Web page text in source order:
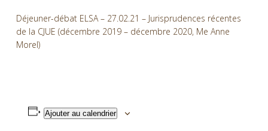
Déjeuner-débat ELSA – 27.02.21 – Jurisprudences récentes
de la CJUE (décembre 2019 – décembre 2020, Me Anne
Morel)
Ajouter au calendrier